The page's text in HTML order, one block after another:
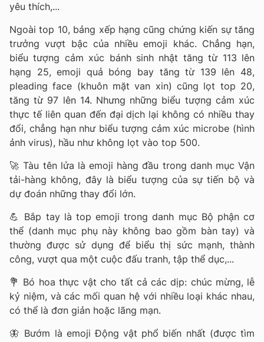
yêu thích,...
Ngoài top 10, bảng xếp hạng cũng chứng kiến sự tăng
trưởng vượt bậc của nhiều emoji khác. Chẳng hạn,
biểu tượng cảm xúc bánh sinh nhật tăng từ 113 lên
hạng 25, emoji quả bóng bay tăng từ 139 lên 48,
pleading face (khuôn mặt van xin) cũng lọt top 20,
tăng từ 97 lên 14. Nhưng những biểu tượng cảm xúc
thực tế liên quan đến đại dịch lại không có nhiều thay
đổi, chẳng hạn như biểu tượng cảm xúc microbe (hình
ảnh virus), hầu như không lọt vào top 500.
🚀 Tàu tên lửa là emoji hàng đầu trong danh mục Vận
tải-hàng không, đây là biểu tượng của sự tiến bộ và
dự đoán những thay đổi lớn.
💪 Bắp tay là top emoji trong danh mục Bộ phận cơ
thể (danh mục phụ này không bao gồm bàn tay) và
thường được sử dụng để biểu thị sức mạnh, thành
công, vượt qua một cuộc đấu tranh, tập thể dục,...
💐 Bó hoa thực vật cho tất cả các dịp: chúc mừng, lễ
kỷ niệm, và các mối quan hệ với nhiều loại khác nhau,
có thể là đơn giản hoặc lãng mạn.
🦋 Bướm là emoji Động vật phổ biến nhất (được tìm